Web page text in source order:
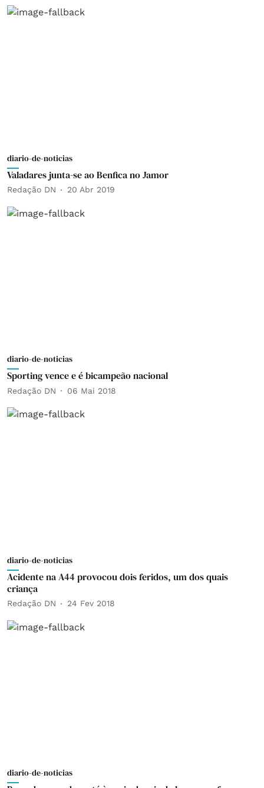
diario-de-noticias
Valadares junta-se ao Benfica no Jamor
Redação DN 20 Abr 2019
diario-de-noticias
Sporting vence e é bicampeão nacional
Redação DN 06 Mai 2018
diario-de-noticias
Acidente na A44 provocou dois feridos, um dos quais
criança
Redação DN 24 Fev 2018
diario-de-noticias